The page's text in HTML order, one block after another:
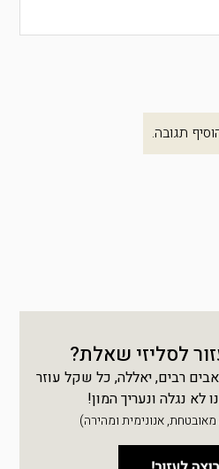
תגובה.
לסליזי שאלת?
רבים, יאללה, כל שקל עוזר
לא נגלה ונעריך המון!